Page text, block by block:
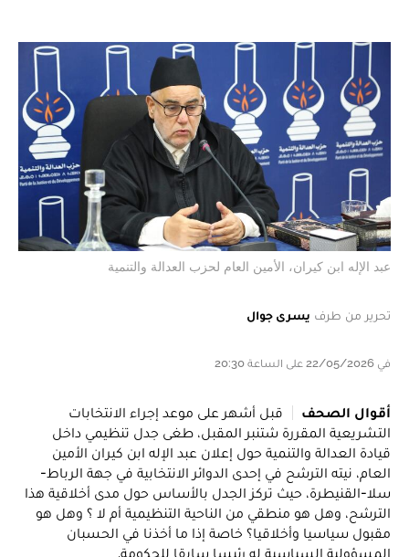
عبد الإله ابن كيران، الأمين العام لحزب العدالة والتنمية
تحرير من طرف يسرى جوال
في 22/05/2026 على الساعة 20:30
أقوال الصحف
قبل أشهر على موعد إجراء الانتخابات
التشريعية المقررة شتنبر المقبل، طغى جدل تنظيمي داخل
قيادة العدالة والتنمية حول إعلان عبد الإله ابن كيران الأمين
العام، نيته الترشح في إحدى الدوائر الانتخابية في جهة الرباط-
سلا-القنيطرة، حيث تركز الجدل بالأساس حول مدى أخلاقية هذا
الترشح، وهل هو منطقي من الناحية التنظيمية أم لا ؟ وهل هو
مقبول سياسيا وأخلاقيا؟ خاصة إذا ما أخذنا في الحسبان
المسؤولية السياسية له رئيسا سابقا للحكومة.